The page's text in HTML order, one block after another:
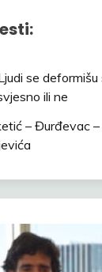
se
ili ne
– Đurđevac